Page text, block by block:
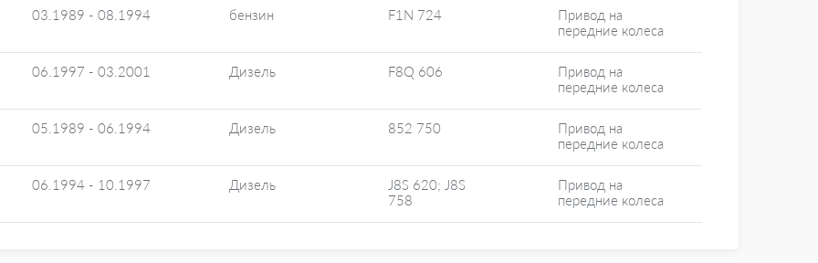
03.1989 - 08.1994 бензин F1N 724
Привод на
передние колеса
06.1997 - 03.2001 Дизель F8Q 606
Привод на
передние колеса
05.1989 - 06.1994 Дизель 852 750
Привод на
передние колеса
06.1994 - 10.1997 Дизель
J8S 620; J8S
758
Привод на
передние колеса